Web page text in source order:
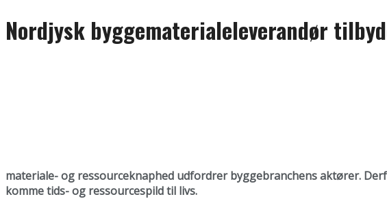
Nordjysk byggematerialeleverandør
materiale- og ressourceknaphed udfordrer byggebranchens aktører.
komme tids- og ressourcespild til livs.